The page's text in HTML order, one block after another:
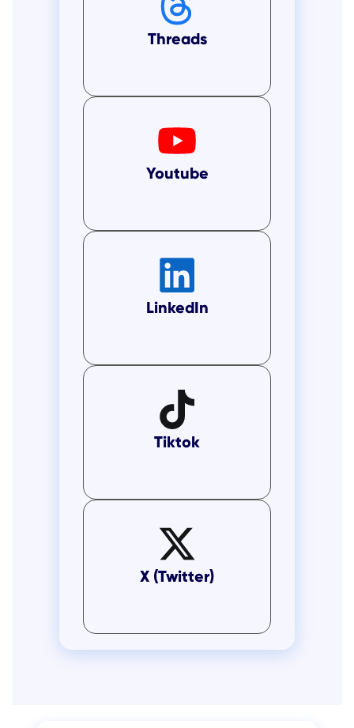
Threads
Youtube
LinkedIn
Tiktok
X (Twitter)